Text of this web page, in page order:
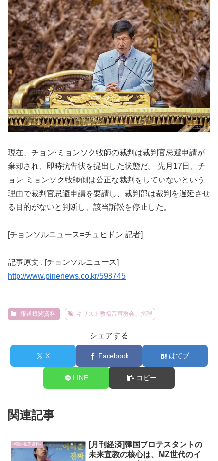
現在、チョン·ミョンソク牧師の裁判は裁判官忌避申請が
棄却され、即時抗告状を提出した状態だ。 先月17日、チ
ョン·ミョンソク牧師側は公正な裁判をしていないという
理由で裁判官忌避申請を要請し、裁判部は裁判を遅延させ
る目的がないと判断し、該当訴訟を停止した。
[チョンソルニュース=チュヒドン 記者]
記事原文 : [チョンソルニュース]
http://www.pinenews.co.kr/598745
-報道機関資料- キリスト教福音宣教会、摂理
シェアする
X Facebook はてブ
LINE コピー
関連記事
-報道機関資料-
[月刊経済]韓国プロテスタントの
未来宣教の核心は、MZ世代のイ